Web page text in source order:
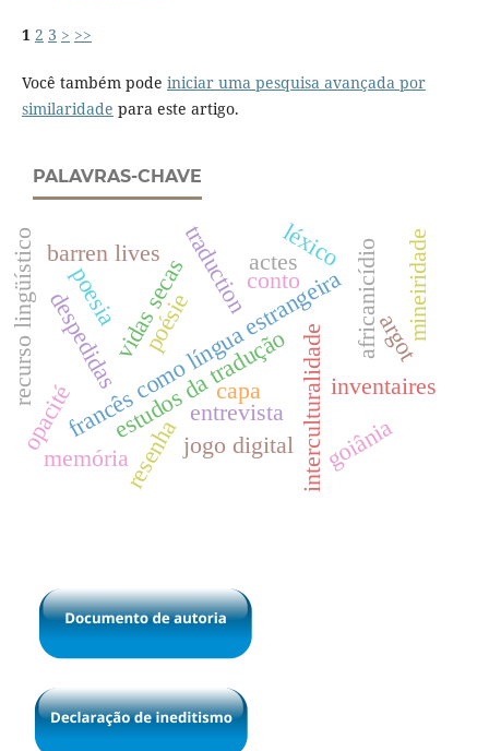
1 2 3 > >>
Você também pode iniciar uma pesquisa avançada por
similaridade para este artigo.
PALAVRAS-CHAVE
francês como língua estrangeira
interculturalidade
africanicídio
goiânia
vidas secas
barren lives
estudos da tradução
resenha jogo digital
despedidas
entrevista
inventaires
poésie
opacité
traduction
argot
léxico
recurso lingüístico poesia mineiridade
capa
memória
conto
actes